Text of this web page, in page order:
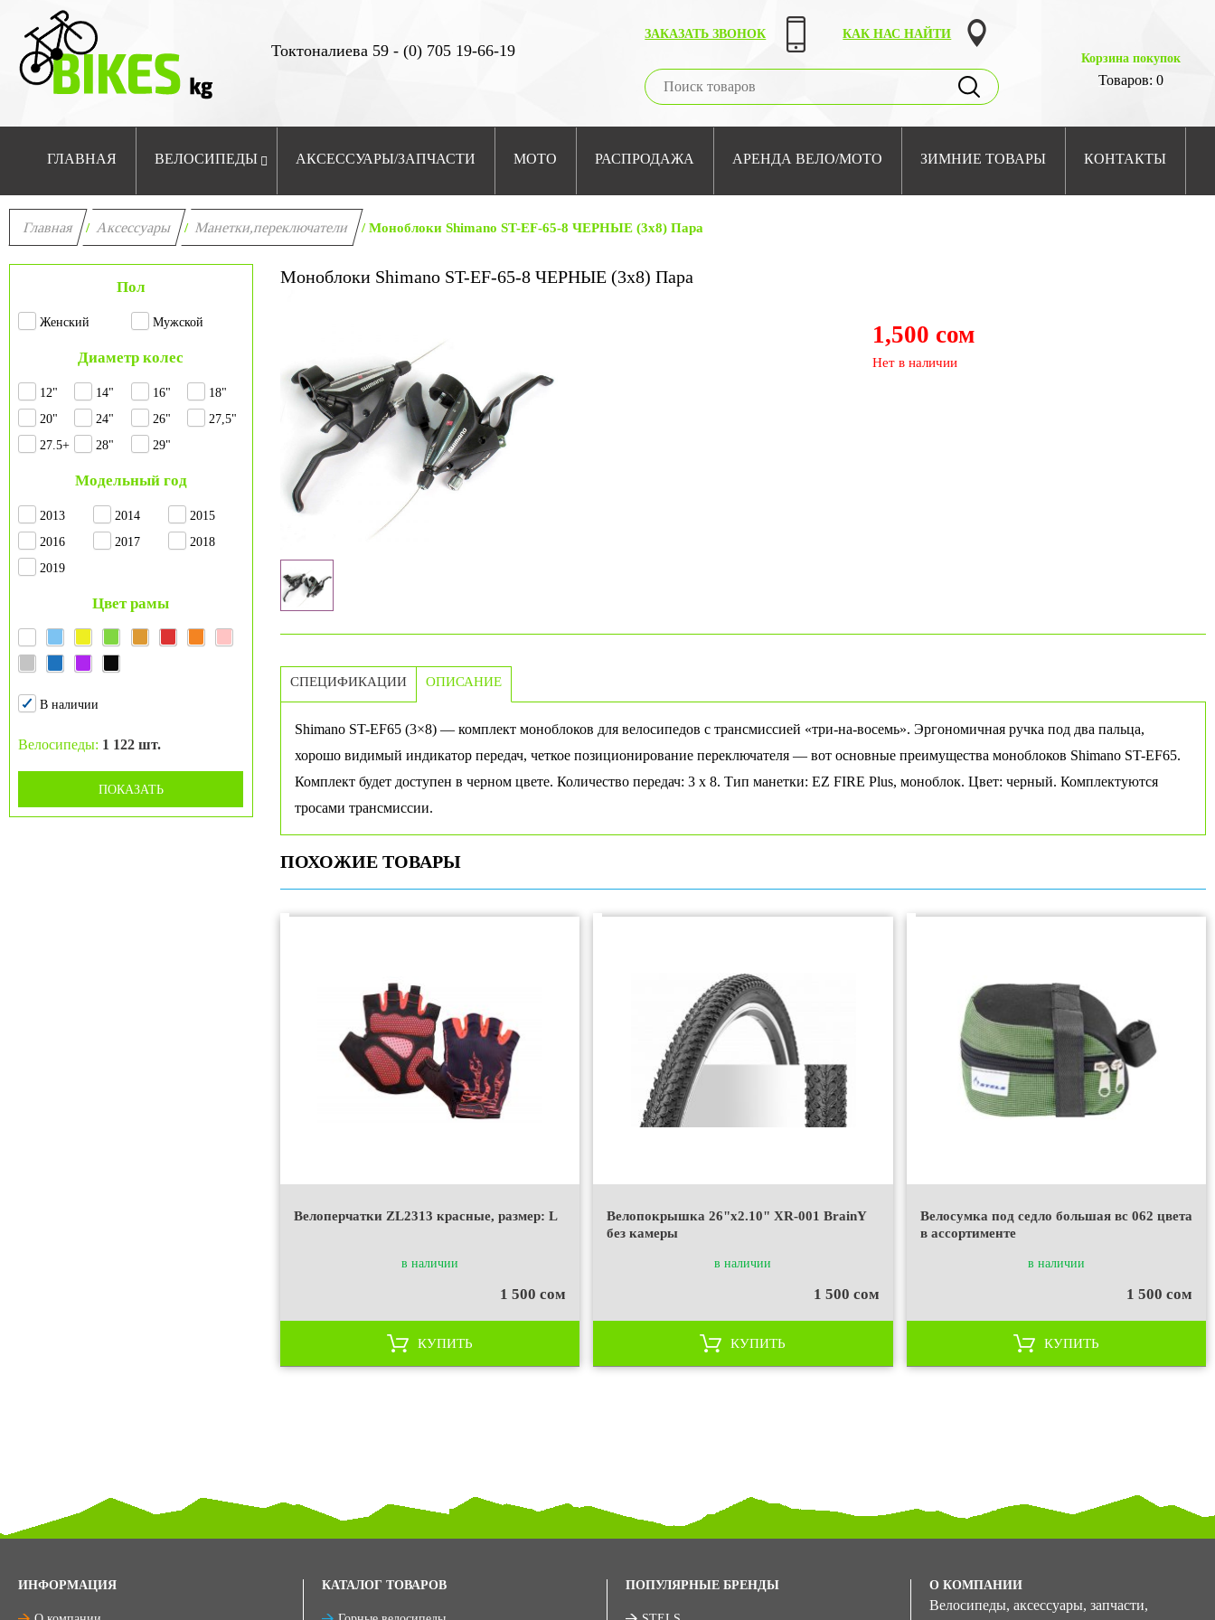
Токтоналиева 59 - (0) 705 19-66-19
ЗАКАЗАТЬ ЗВОНОК
КАК НАС НАЙТИ
Корзина покупок
Товаров: 0
ГЛАВНАЯ ВЕЛОСИПЕДЫ АКСЕССУАРЫ/ЗАПЧАСТИ МОТО РАСПРОДАЖА АРЕНДА ВЕЛО/МОТО ЗИМНИЕ ТОВАРЫ КОНТАКТЫ
Главная / Аксессуары / Манетки,переключатели / Моноблоки Shimano ST-EF-65-8 ЧЕРНЫЕ (3х8) Пара
Пол
Женский Мужской
Диаметр колес
12" 14" 16"
18"
20"
24" 26"
27,5"
27.5+
28" 29"
Модельный год
2013 2014
2015
2016
2017
2018
2019
Цвет рамы
В наличии
Велосипеды: 1 122 шт.
ПОКАЗАТЬ
Моноблоки Shimano ST-EF-65-8 ЧЕРНЫЕ (3х8) Пара
1,500 сом
Нет в наличии
СПЕЦИФИКАЦИИ ОПИСАНИЕ
Shimano ST-EF65 (3×8) — комплект моноблоков для велосипедов с трансмиссией «три-на-восемь». Эргономичная ручка под два пальца,
хорошо видимый индикатор передач, четкое позиционирование переключателя — вот основные преимущества моноблоков Shimano ST-EF65.
Комплект будет доступен в черном цвете. Количество передач: 3 х 8. Тип манетки: EZ FIRE Plus, моноблок. Цвет: черный. Комплектуются
тросами трансмиссии.
ПОХОЖИЕ ТОВАРЫ
Велоперчатки ZL2313 красные, размер: L
в наличии
1 500 сом
КУПИТЬ
Велопокрышка 26"x2.10" XR-001 BrainY
без камеры
в наличии
1 500 сом
КУПИТЬ
Велосумка под седло большая вс 062 цвета
в ассортименте
в наличии
1 500 сом
КУПИТЬ
ИНФОРМАЦИЯ КАТАЛОГ ТОВАРОВ ПОПУЛЯРНЫЕ БРЕНДЫ О КОМПАНИИ
Велосипеды, аксессуары, запчасти,